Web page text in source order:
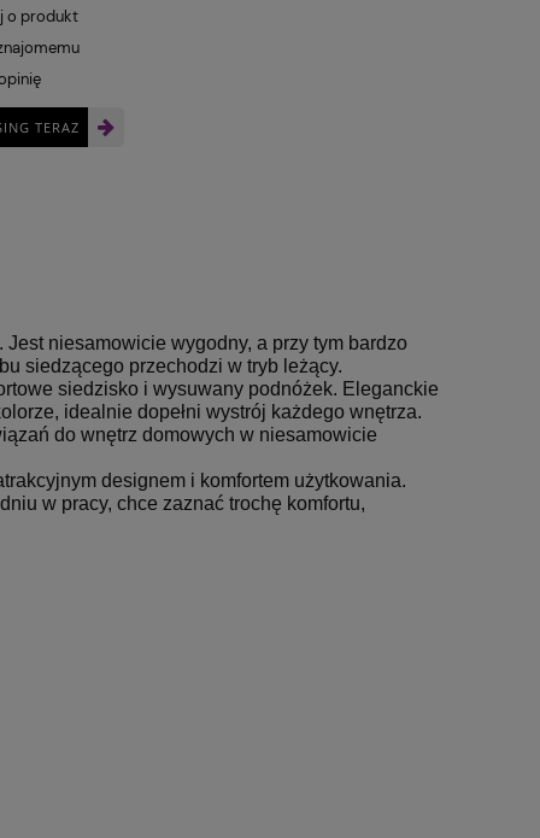
o produkt
TERAZ
niesamowicie wygodny, a przy tym bardzo
siedzącego przechodzi w tryb leżący.
siedzisko i wysuwany podnóżek. Eleganckie
idealnie dopełni wystrój każdego wnętrza.
do wnętrz domowych w niesamowicie
designem i komfortem użytkowania.
w pracy, chce zaznać trochę komfortu,